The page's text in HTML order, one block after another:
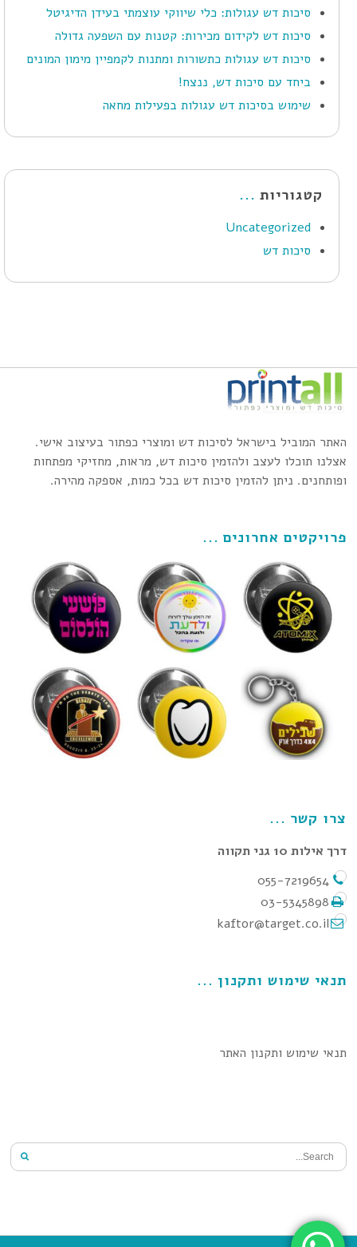
סיכות דש עגולות: כלי שיווקי עוצמתי בעידן הדיגיטל
סיכות דש לקידום מכירות: קטנות עם השפעה גדולה
סיכות דש עגולות כתשורות ומתנות לקמפיין מימון המונים
ביחד עם סיכות דש, ננצח!
שימוש בסיכות דש עגולות בפעילות מחאה
קטגוריות
Uncategorized
סיכות דש
האתר המוביל בישראל לסיכות דש ומוצרי כפתור בעיצוב אישי.
אצלנו תוכלו לעצב ולהזמין סיכות דש, מראות, מחזיקי מפתחות
ופותחנים. ניתן להזמין סיכות דש בכל כמות, אספקה מהירה.
פרויקטים אחרונים
צרו קשר
דרך אילות 10 גני תקווה
055-7219654
03-5345898
kaftor@target.co.il
תנאי שימוש ותקנון
תנאי שימוש ותקנון האתר